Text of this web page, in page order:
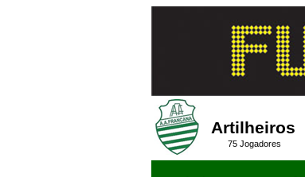
Artilheiros
75 Jogadores